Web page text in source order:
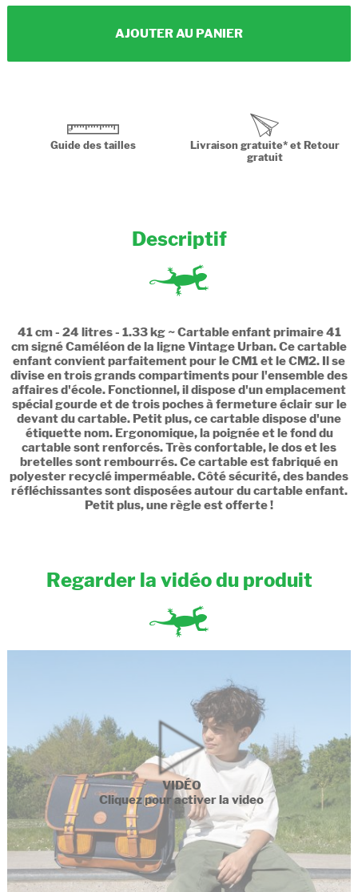
AJOUTER AU PANIER
Guide des tailles
Livraison gratuite* et Retour
gratuit
Descriptif
41 cm - 24 litres - 1.33 kg ~ Cartable enfant primaire 41
cm signé Caméléon de la ligne Vintage Urban. Ce cartable
enfant convient parfaitement pour le CM1 et le CM2. Il se
divise en trois grands compartiments pour l'ensemble des
affaires d'école. Fonctionnel, il dispose d'un emplacement
spécial gourde et de trois poches à fermeture éclair sur le
devant du cartable. Petit plus, ce cartable dispose d'une
étiquette nom. Ergonomique, la poignée et le fond du
cartable sont renforcés. Très confortable, le dos et les
bretelles sont rembourrés. Ce cartable est fabriqué en
polyester recyclé imperméable. Côté sécurité, des bandes
réfléchissantes sont disposées autour du cartable enfant.
Petit plus, une règle est offerte !
Regarder la vidéo du produit
VIDÉO
Cliquez pour activer la video